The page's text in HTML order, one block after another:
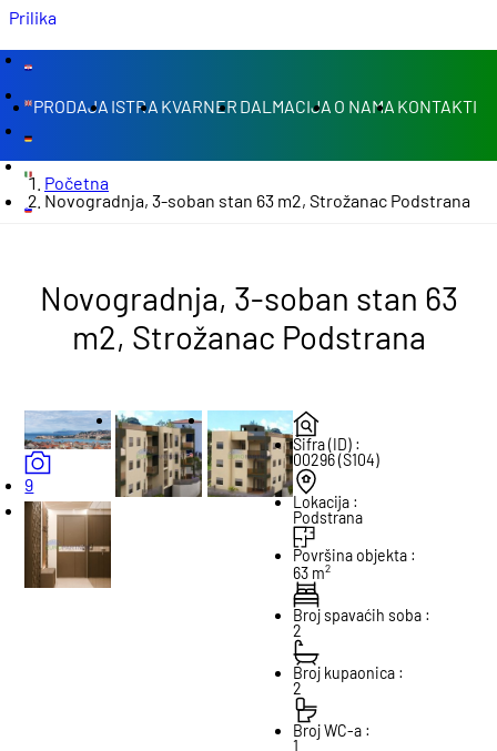
PRODAJA ISTRA KVARNER DALMACIJA O NAMA KONTAKTI
Početna
Novogradnja, 3-soban stan 63 m2, Strožanac Podstrana
Novogradnja, 3-soban stan 63
m2, Strožanac Podstrana
Prilika
9
Šifra (ID) :
00296 (S104)
Lokacija :
Podstrana
Površina objekta :
63 m2
Broj spavaćih soba :
2
Broj kupaonica :
2
Broj WC-a :
1